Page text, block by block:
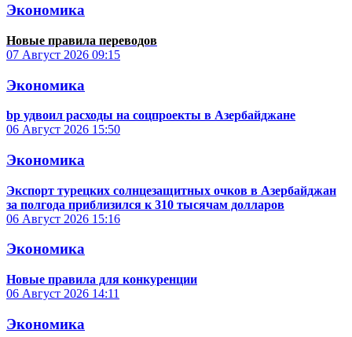
Экономика
Новые правила переводов
07 Август 2026 09:15
Экономика
bp удвоил расходы на соцпроекты в Азербайджане
06 Август 2026 15:50
Экономика
Экспорт турецких солнцезащитных очков в Азербайджан
за полгода приблизился к 310 тысячам долларов
06 Август 2026 15:16
Экономика
Новые правила для конкуренции
06 Август 2026 14:11
Экономика